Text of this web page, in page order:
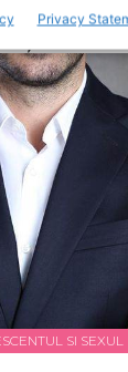
Privacy
Fifty
SI SEXUL